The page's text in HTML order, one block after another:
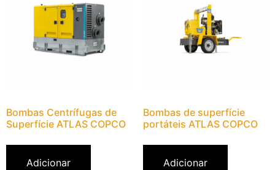
Bombas Centrífugas de
Superfície ATLAS COPCO
Adicionar
Bombas de superfície
portáteis ATLAS COPCO
Adicionar